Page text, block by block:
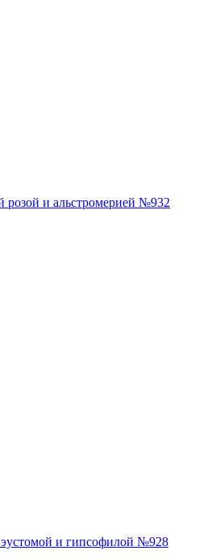
розой и альстромерией №932
эустомой и гипсофилой №928